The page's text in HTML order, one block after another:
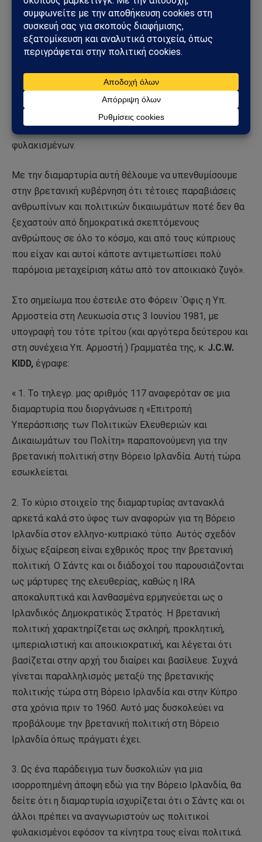
που συνεχίζουν την απεργία για περισσότερες από 50
μέρες.»
Στο συνοδευτικό της σημείωμα η Επιτροπή με
υπογράφοντες διαμαρτύρονταν για την «εγκληματική
συμπεριφορά της βρετανικής κυβέρνησης που οδήγησε
στο θάνατο τον πολιτικό φυλακισμένο Μπόμπυ Σάντς
και τους θανάτους περισσοτέρων ιρλανδών
φυλακισμένων.
Με την διαμαρτυρία αυτή θέλουμε να υπενθυμίσουμε
στην βρετανική κυβέρνηση ότι τέτοιες παραβιάσεις
ανθρωπίνων και πολιτικών δικαιωμάτων ποτέ δεν θα
ξεχαστούν από δημοκρατικά σκεπτόμενους
ανθρώπους σε όλο το κόσμο, και από τους κύπριους
που είχαν και αυτοί κάποτε αντιμετωπίσει πολύ
παρόμοια μεταχείριση κάτω από τον αποικιακό ζυγό».
Στο σημείωμα που έστειλε στο Φόρειν ΄Οφις η Υπ.
Αρμοστεία στη Λευκωσία στις 3 Ιουνίου 1981, με
υπογραφή του τότε τρίτου (και αργότερα δεύτερου και
στη συνέχεια Υπ. Αρμοστή ) Γραμματέα της, κ. J.C.W.
KIDD, έγραφε:
« 1. Το τηλεγρ. μας αριθμός 117 αναφερόταν σε μια
διαμαρτυρία που διοργάνωσε η «Επιτροπή
Υπεράσπισης των Πολιτικών Ελευθεριών και
Δικαιωμάτων του Πολίτη» παραπονούμενη για την
βρετανική πολιτική στην Βόρειο Ιρλανδία. Αυτή τώρα
εσωκλείεται.
2. Το κύριο στοιχείο της διαμαρτυρίας αντανακλά
αρκετά καλά στο ύφος των αναφορών για τη Βόρειο
Ιρλανδία στον ελληνο-κυπριακό τύπο. Αυτός σχεδόν
δίχως εξαίρεση είναι εχθρικός προς την βρετανική
πολιτική. Ο Σάντς και οι διάδοχοί του παρουσιάζονται
ως μάρτυρες της ελευθερίας, καθώς η IRA
αποκαλυπτικά και λανθασμένα ερμηνεύεται ως ο
Ιρλανδικός Δημοκρατικός Στρατός. Η βρετανική
πολιτική χαρακτηρίζεται ως σκληρή, προκλητική,
ιμπεριαλιστική και αποικιοκρατική, και λέγεται ότι
βασίζεται στην αρχή του διαίρει και βασίλευε. Συχνά
γίνεται παραλληλισμός μεταξύ της βρετανικής
πολιτικής τώρα στη Βόρειο Ιρλανδία και στην Κύπρο
στα χρόνια πριν το 1960. Αυτό μας δυσκολεύει να
προβάλουμε την βρετανική πολιτική στη Βόρειο
Ιρλανδία όπως πράγματι έχει.
3. Ως ένα παράδειγμα των δυσκολιών για μια
ισορροπημένη άποψη εδώ για την Βόρειο Ιρλανδία, θα
δείτε ότι η διαμαρτυρία ισχυρίζεται ότι ο Σάντς και οι
άλλοι πρέπει να αναγνωριστούν ως πολιτικοί
φυλακισμένοι εφόσον τα κίνητρα τους είναι πολιτικά.